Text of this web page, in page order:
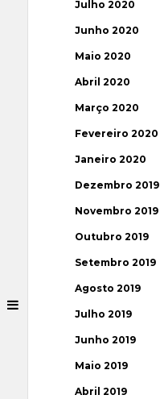
Julho 2020
Junho 2020
Maio 2020
Abril 2020
Março 2020
Fevereiro 2020
Janeiro 2020
Dezembro 2019
Novembro 2019
Outubro 2019
Setembro 2019
Agosto 2019
Julho 2019
Junho 2019
Maio 2019
Abril 2019